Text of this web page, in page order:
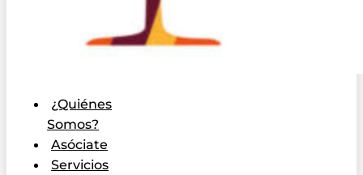
¿Quiénes
Somos?
Asóciate
Servicios